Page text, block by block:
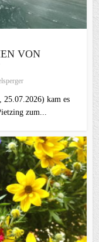
VON
25.07.2026) kam es
zum...